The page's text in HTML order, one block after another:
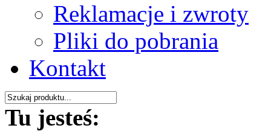
Reklamacje i zwroty
Pliki do pobrania
Kontakt
Tu jesteś: